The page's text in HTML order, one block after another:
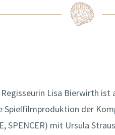
Lisa Bierwirth ist
Spielfilmproduktion der
SPENCER) mit Ursula